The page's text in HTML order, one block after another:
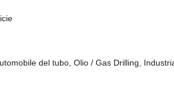
del tubo, Olio / Gas Drilling,